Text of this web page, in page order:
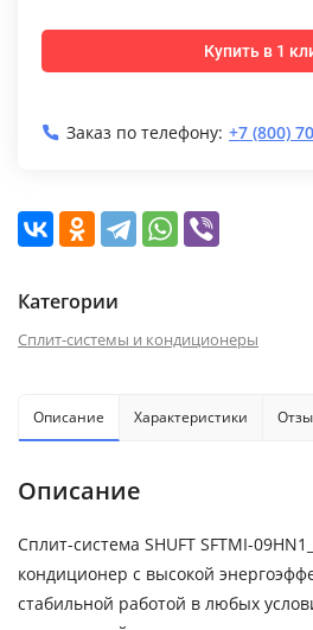
Купить в 1
Заказ по телефону: +7 (800)
Категории
Сплит-системы и кондиционеры
Описание Характеристики
Описание
Сплит-система SHUFT SFTMI-
кондиционер с высокой
стабильной работой в любых